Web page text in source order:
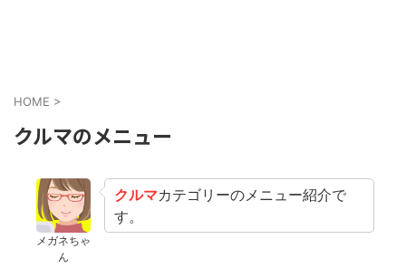
HOME >
クルマのメニュー
メガネちゃ
ん
クルマカテゴリーのメニュー紹介で
す。